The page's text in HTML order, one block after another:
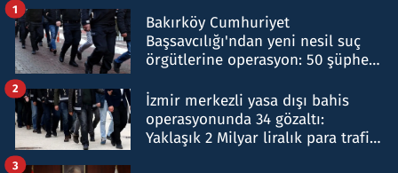
Bakırköy Cumhuriyet
Başsavcılığı'ndan yeni nesil suç
örgütlerine operasyon: 50 şüpheli
1
İzmir merkezli yasa dışı bahis
operasyonunda 34 gözaltı:
Yaklaşık 2 Milyar liralık para trafiği
2
3